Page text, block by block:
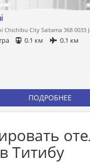
Chichibu City Saitama 368 0033
0.1 км
0.1 км
ПОДРОБНЕЕ
Титибу